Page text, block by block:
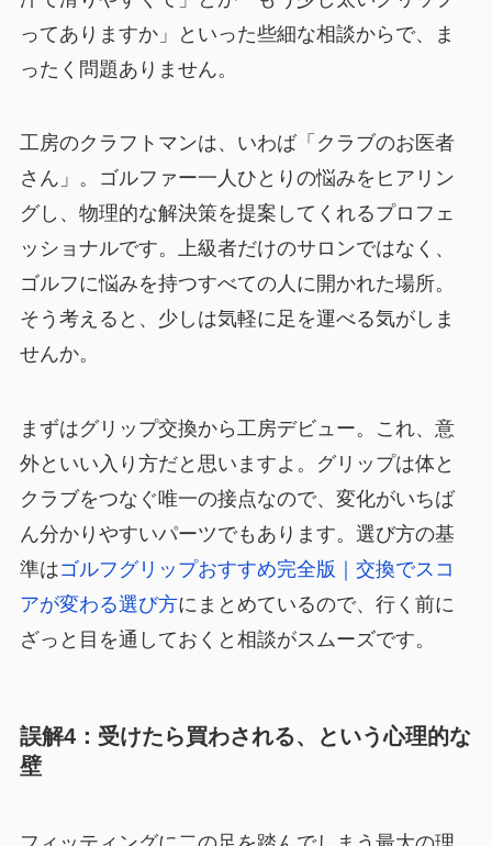
ってありますか」といった些細な相談からで、ま
ったく問題ありません。
工房のクラフトマンは、いわば「クラブのお医者
さん」。ゴルファー一人ひとりの悩みをヒアリン
グし、物理的な解決策を提案してくれるプロフェ
ッショナルです。上級者だけのサロンではなく、
ゴルフに悩みを持つすべての人に開かれた場所。
そう考えると、少しは気軽に足を運べる気がしま
せんか。
まずはグリップ交換から工房デビュー。これ、意
外といい入り方だと思いますよ。グリップは体と
クラブをつなぐ唯一の接点なので、変化がいちば
ん分かりやすいパーツでもあります。選び方の基
準はゴルフグリップおすすめ完全版｜交換でスコ
アが変わる選び方にまとめているので、行く前に
ざっと目を通しておくと相談がスムーズです。
誤解4：受けたら買わされる、という心理的な
壁